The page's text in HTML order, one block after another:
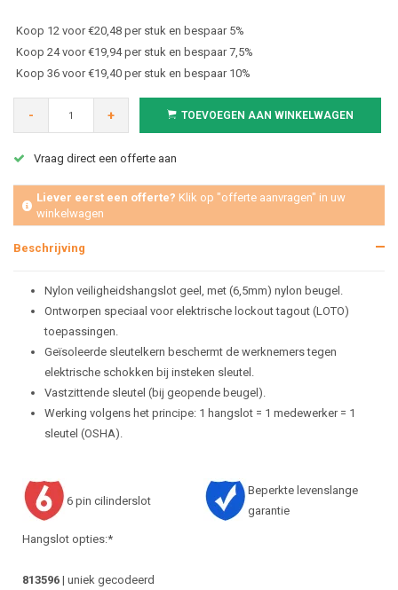
Koop 12 voor €20,48 per stuk en bespaar 5%
Koop 24 voor €19,94 per stuk en bespaar 7,5%
Koop 36 voor €19,40 per stuk en bespaar 10%
- + TOEVOEGEN AAN WINKELWAGEN
Vraag direct een offerte aan
Liever eerst een offerte? Klik op "offerte aanvragen" in uw
winkelwagen
Beschrijving
Nylon veiligheidshangslot geel, met (6,5mm) nylon beugel.
Ontworpen speciaal voor elektrische lockout tagout (LOTO)
toepassingen.
Geïsoleerde sleutelkern beschermt de werknemers tegen
elektrische schokken bij insteken sleutel.
Vastzittende sleutel (bij geopende beugel).
Werking volgens het principe: 1 hangslot = 1 medewerker = 1
sleutel (OSHA).
6 pin cilinderslot
Beperkte levenslange
garantie
Hangslot opties:*
813596 | uniek gecodeerd